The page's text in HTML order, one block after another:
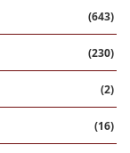
(643)
(230)
(2)
(16)